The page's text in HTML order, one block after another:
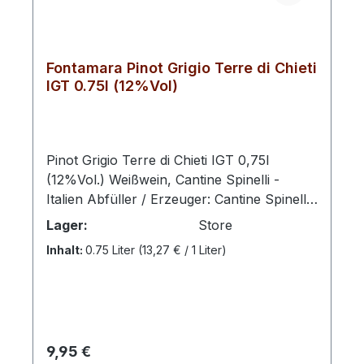
Fontamara Pinot Grigio Terre di Chieti
IGT 0.75l (12%Vol)
Pinot Grigio Terre di Chieti IGT 0,75l
(12%Vol.) Weißwein, Cantine Spinelli -
Italien Abfüller / Erzeuger: Cantine Spinelli ,
Via Piana La Fara, 90, D, 66041 Atessa CH,
Italien Cantine Spinelli, eine Familienkellerei
in den Abruzzen, wird von Vincenzo
ausgeprägtem Terroir und individuellem
Lager: Store
Inhalt: 0.75 Liter (13,27 € / 1 Liter)
Regulärer Preis:
9,95 €